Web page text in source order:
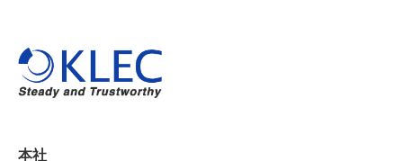
本社